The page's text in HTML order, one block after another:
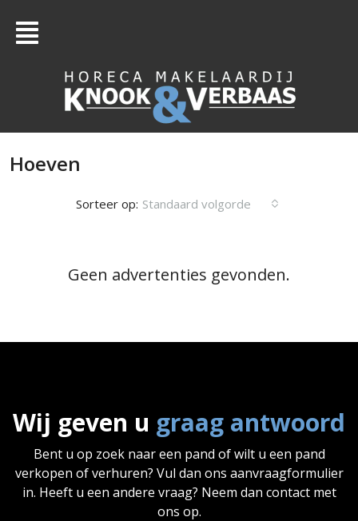
Hoeven
Sorteer op: Standaard volgorde
Geen advertenties gevonden.
Wij geven u graag antwoord
Bent u op zoek naar een pand of wilt u een pand
verkopen of verhuren? Vul dan ons aanvraagformulier
in. Heeft u een andere vraag? Neem dan contact met
ons op.